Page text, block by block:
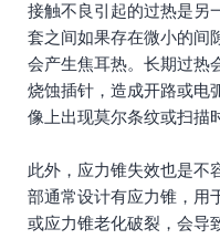
接触不良引起的过热是另
套之间如果存在微小的间
会产生焦耳热。长期过热
烧蚀插针，造成开路或电
像上出现莫尔条纹或扫描
此外，应力锥失效也是不
部通常设计有应力锥，用
或应力锥老化破裂，会导